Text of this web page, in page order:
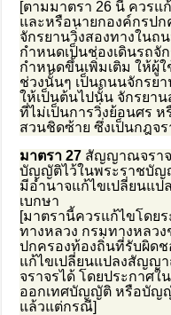
[ตามมาตรา 26 นี้ ควรแ
และหรือนายกองค์กรป
จักรยานวิ่งสองทางในถ
กำหนดเป็นช่องเดินรถจั
กำหนดขึ้นเพิ่มเติม ให้ผู้
ช่วงนั้นๆ เป็นถนนจักรย
ให้เป็นต้นไปนั้น จักรยาน
ที่ไม่เป็นการวิ่งย้อนศร ห
สวนชิดซ้าย ซึ่งเป็นกฎจ
มาตรา 27 สัญญาณจราจ
บัญญัติไว้ในพระราชบัญ
มีอำนาจแก้ไขเปลี่ยนแป
เบกษา
[มาตรานี้ควรแก้ไขโดย
ทางหลวง กรมทางหลว
ปกครองท้องถิ่นที่รับผิด
แก้ไขเปลี่ยนแปลงสัญญา
จราจรได้ โดยประกาศใ
ออกเทศบัญญัติ หรือบัญ
แล้วแต่กรณี]